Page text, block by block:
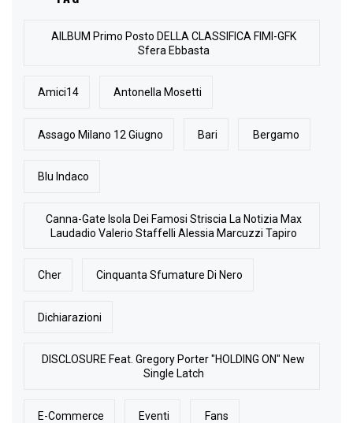
AlLBUM Primo Posto DELLA CLASSIFICA FIMI-GFK
Sfera Ebbasta
Amici14 Antonella Mosetti
Assago Milano 12 Giugno Bari Bergamo
Blu Indaco
Canna-Gate Isola Dei Famosi Striscia La Notizia Max
Laudadio Valerio Staffelli Alessia Marcuzzi Tapiro
Cher Cinquanta Sfumature Di Nero
Dichiarazioni
DISCLOSURE Feat. Gregory Porter "HOLDING ON" New
Single Latch
E-Commerce Eventi Fans